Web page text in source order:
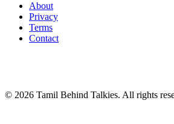
About
Privacy
Terms
Contact
© 2026 Tamil Behind Talkies. All rights